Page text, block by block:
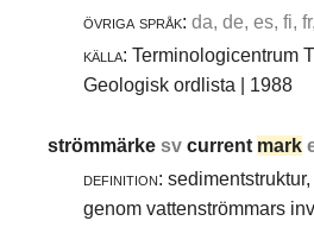
övriga språk: da, de, es, fi,
källa: Terminologicentrum
Geologisk ordlista | 1988
strömmärkesvcurrent mark
definition:
genom vattenströmmars